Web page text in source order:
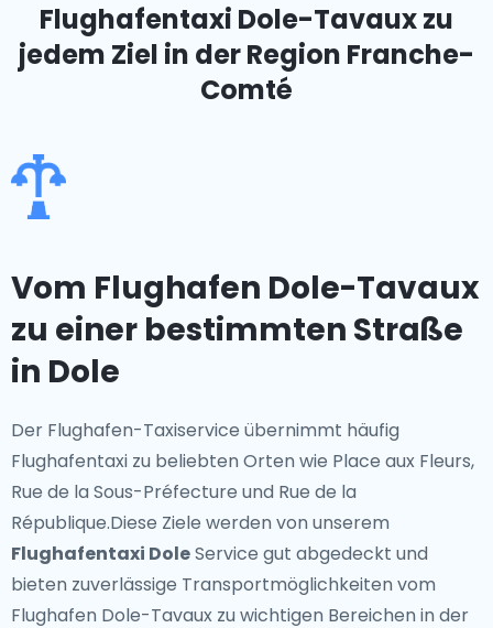
Flughafentaxi Dole-Tavauxzu
jedem Ziel in der Region Franche-
Comté
Vom Flughafen Dole-Tavaux
zu einer bestimmten Straße
in Dole
Der Flughafen-Taxiservice übernimmt häufig
Flughafentaxi zu beliebten Orten wie Place aux Fleurs,
Rue de la Sous-Préfecture und Rue de la
République.Diese Ziele werden von unserem
Flughafentaxi DoleService gut abgedeckt und
bieten zuverlässige Transportmöglichkeiten vom
Flughafen Dole-Tavaux zu wichtigen Bereichen in der